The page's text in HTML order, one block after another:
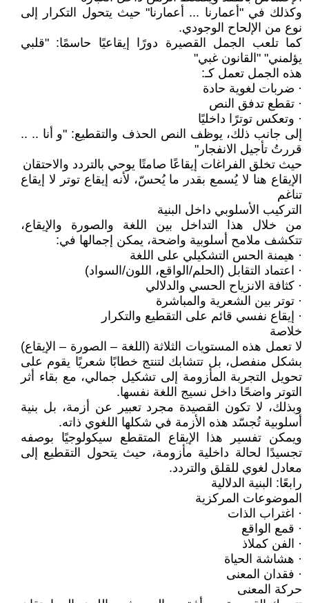
وكذلك في "أعمارنا ... أعمارنا" حيث يتحول التكرار إلى
نوع من الإلحاح الوجودي.
كما تلعب الجمل القصيرة دورًا إيقاعيًا حاسمًا: "قلبي
يؤلمني" "القانون غبي"
هذه الجمل تعمل كـ:
· ضربات لغوية حادة
· تقطع تدفق النص
· وتعكس توترًا داخليًا
إلى جانب ذلك، يوظف النص الحذف والتقطيع: "و أنا .. ..
قررتُ تأجيل الانفجار"
حيث تخلق الفراغات إيقاعًا صامتًا يوحي بالتردد والاحتقان
الإيقاع هنا لا يُسمع بقدر ما يُحسّ، لأنه إيقاع توتر لا إيقاع
تناغم
التركيب الأسلوبي داخل البنية
من خلال هذا التداخل بين اللغة والصورة والإيقاع،
تتكشف ملامح أسلوبية واضحة، يمكن إجمالها في:
· هيمنة الحس التشكيلي على اللغة
· اعتماد التقابل (الحلم/الواقع، اللون/السواد)
· كثافة الانزياح الحسي والدلالي
· توتر بين الشعرية والمباشرة
· إيقاع نفسي قائم على التقطيع والتكرار
خلاصة
لا تعمل هذه المستويات الثلاثة (اللغة – الصورة – الإيقاع)
بشكل منفصل، بل تتشابك لتنتج خطابًا شعريًا يقوم على
تحويل التجربة المأزومة إلى تشكيل جمالي، مع بقاء أثر
التوتر واضحًا داخل نسيج اللغة نفسها.
وبذلك، لا تكون القصيدة مجرد تعبير عن أزمة، بل بنية
أسلوبية تُجسّد هذه الأزمة في شكلها اللغوي ذاته.
ويمكن تفسير هذا الإيقاع المتقطع سيكولوجيًا بوصفه
تجسيدًا لحالة داخلية مأزومة، حيث يتحول التقطيع إلى
معادل لغوي للقلق والتردد.
رابعًا: البنية الدلالية
الموضوعات المركزية
· اغتراب الذات
· قمع الواقع
· الفن كملاذ
· هشاشة الحياة
· فقدان المعنى
حركة المعنى